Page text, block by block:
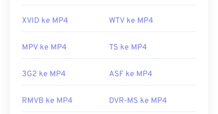
XVID ke MP4 WTV ke MP4
MPV ke MP4 TS ke MP4
3G2 ke MP4 ASF ke MP4
RMVB ke MP4 DVR-MS ke MP4